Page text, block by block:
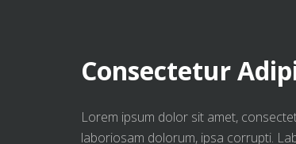
Consectetur
Lorem ipsum dolor sit amet,
laboriosam dolorum, ipsa corrupti.